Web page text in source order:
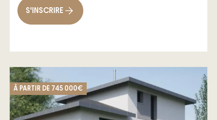
communiquant à la maison pour abriter
vos véhicules et disposer de rangement
Les atouts d’une conception Maisons
– L’accompagnement et les garanties
du contrat de construction de maison
individuelle
– Le chauffage via pompe à chaleur
S'INSCRIRE
À PARTIR DE 745 000€